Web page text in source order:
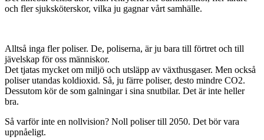
och fler sjuksköterskor, vilka ju gagnar vårt samhälle.
Alltså inga fler poliser. De, poliserna, är ju bara till förtret och till
jävelskap för oss människor.
Det tjatas mycket om miljö och utsläpp av växthusgaser. Men också
poliser utandas koldioxid. Så, ju färre poliser, desto mindre CO2.
Dessutom kör de som galningar i sina snutbilar. Det är inte heller
bra.
Så varför inte en nollvision? Noll poliser till 2050. Det bör vara
uppnåeligt.